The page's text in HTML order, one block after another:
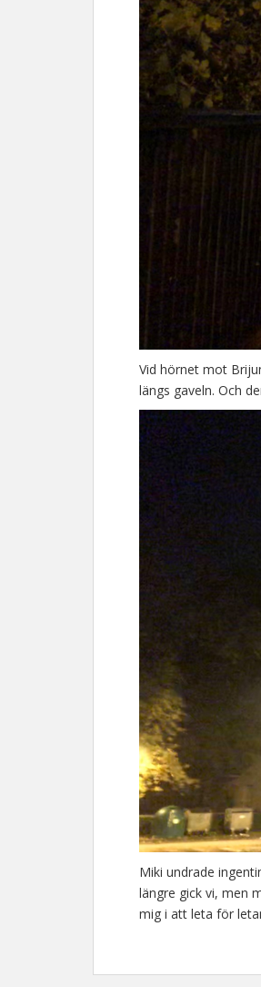
Vid hörnet mot
längs gaveln. Och
Miki undrade
längre gick vi, men
mig i att leta för